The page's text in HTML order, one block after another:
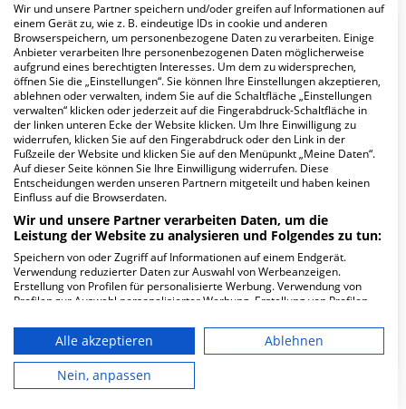
FAQ
Hier ﬁnden Sie häuﬁg gestellte Fragen zu dieser Klinik.
Wie lautet die Adresse von MVZ Jochheim
Medizin Kardiologie und Gastroenterologie?
Augustastr. 17-19
45525 Hattingen
Wie ist die Telefonnummer von MVZ
Gastroenterologie?
Wir und unsere Partner speichern und/oder greifen auf Informationen auf
einem Gerät zu, wie z. B. eindeutige IDs in cookie und anderen
Browserspeichern, um personenbezogene Daten zu verarbeiten. Einige
Anbieter verarbeiten Ihre personenbezogenen Daten möglicherweise
aufgrund eines berechtigten Interesses. Um dem zu widersprechen,
öffnen Sie die „Einstellungen“. Sie können Ihre Einstellungen akzeptieren,
ablehnen oder verwalten, indem Sie auf die Schaltfläche „Einstellungen
verwalten“ klicken oder jederzeit auf die Fingerabdruck-Schaltfläche in
der linken unteren Ecke der Website klicken. Um Ihre Einwilligung zu
widerrufen, klicken Sie auf den Fingerabdruck oder den Link in der
Fußzeile der Website und klicken Sie auf den Menüpunkt „Meine Daten“.
Auf dieser Seite können Sie Ihre Einwilligung widerrufen. Diese
Entscheidungen werden unseren Partnern mitgeteilt und haben keinen
Einfluss auf die Browserdaten.
Wir und unsere Partner verarbeiten Daten, um die
Leistung der Website zu analysieren und Folgendes zu tun:
Speichern von oder Zugriff auf Informationen auf einem Endgerät.
Verwendung reduzierter Daten zur Auswahl von Werbeanzeigen.
Erstellung von Profilen für personalisierte Werbung. Verwendung von
Profilen zur Auswahl personalisierter Werbung. Erstellung von Profilen
personalisierter Inhalte. Messung der Werbeleistung. Messung der
Performance von Inhalten. Analyse von Zielgruppen durch Statistiken
oder Kombinationen von Daten aus verschiedenen Quellen. Entwicklung
und Verbesserung der Angebote. Verwendung reduzierter Daten zur
Auswahl von Inhalten.
Alle akzeptieren
Ablehnen
Nein, anpassen